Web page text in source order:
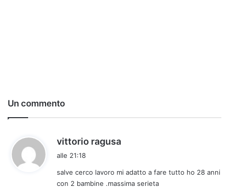
Un commento
vittorio ragusa
e
t
alle 21:18
salve cerco lavoro mi adatto a fare tutto ho 28 anni
con 2 bambine .massima serieta